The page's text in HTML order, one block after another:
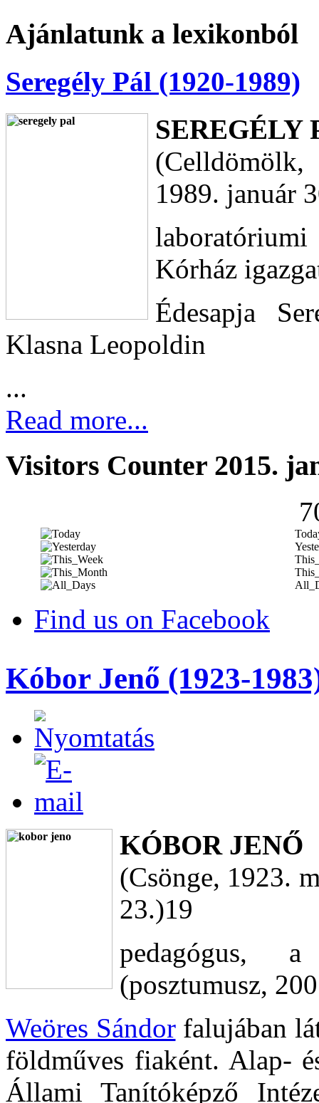
Ajánlatunk a lexikonból
Seregély Pál (1920-1989)
SEREGÉLY
1989. január
Kórház
Édesapja
Klasna Leopoldin
...
Read more...
Visitors Counter 2015.
Find us on Facebook
Kóbor Jenő (1923-
KÓBOR JENŐ
(Csönge, 1923.
23.)19
pedagógus,
(posztumusz,
Weöres Sándorfalujában
földműves fiaként. Alap-
Állami Tanítóképző